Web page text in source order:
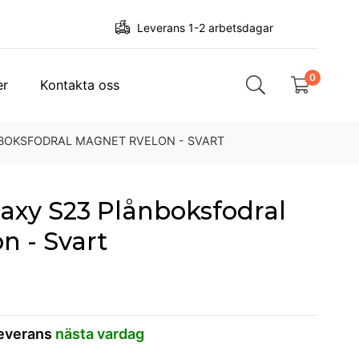
Leverans 1-2 arbetsdagar
Kontakta oss 0
MAGNET RVELON - SVART
S23 Plånboksfodral
- Svart
nästa vardag